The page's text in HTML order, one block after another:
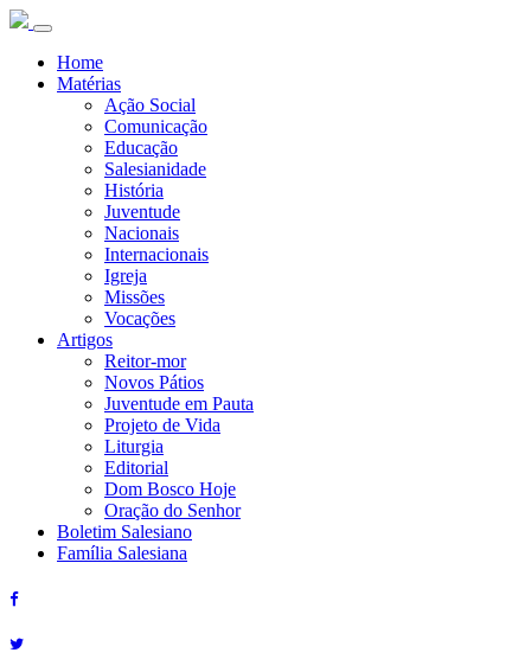
Home
Matérias
Ação Social
Comunicação
Educação
Salesianidade
História
Juventude
Nacionais
Internacionais
Igreja
Missões
Vocações
Artigos
Reitor-mor
Novos Pátios
Juventude em Pauta
Projeto de Vida
Liturgia
Editorial
Dom Bosco Hoje
Oração do Senhor
Boletim Salesiano
Família Salesiana